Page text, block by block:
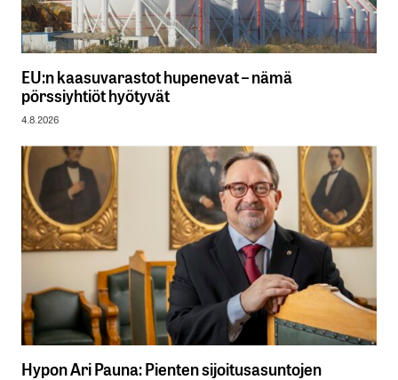
EU:n kaasuvarastot hupenevat – nämä
pörssiyhtiöt hyötyvät
4.8.2026
Hypon Ari Pauna: Pienten sijoitusasuntojen